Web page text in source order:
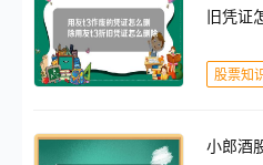
旧凭证
股票知
小郎酒